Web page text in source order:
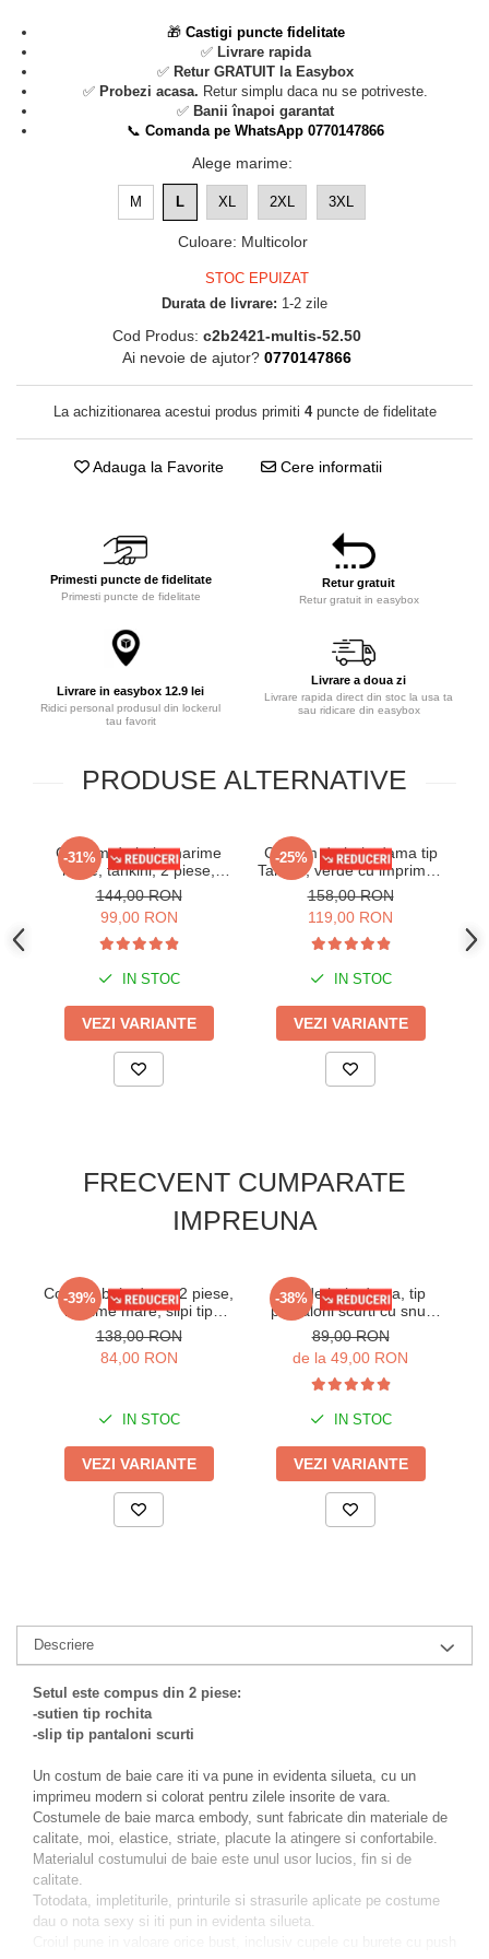
🎁 Castigi puncte fidelitate
✅ Livrare rapida
✅ Retur GRATUIT la Easybox
✅ Probezi acasa. Retur simplu daca nu se potriveste.
✅ Banii înapoi garantat
📞 Comanda pe WhatsApp 0770147866
Alege marime:
M L XL 2XL 3XL
Culoare: Multicolor
STOC EPUIZAT
Durata de livrare: 1-2 zile
Cod Produs: c2b2421-multis-52.50
Ai nevoie de ajutor? 0770147866
La achizitionarea acestui produs primiti 4puncte de fidelitate
Adauga la Favorite Cere informatii
Primesti puncte de fidelitate
Primesti puncte de fidelitate
Retur gratuit
Retur gratuit in easybox
Livrare in easybox 12.9 lei
Ridici personal produsul din lockerul
tau favorit
Livrare a doua zi
Livrare rapida direct din stoc la usa ta
sau ridicare din easybox
PRODUSE ALTERNATIVE
-31%
Costum de baie marime
mare, tankini, 2 piese,
fusta si pantaloni scurti,
Bali f2501
144,00 RON
99,00 RON
IN STOC
VEZI VARIANTE
-25%
Costum de baie dama tip
Tankini, verde cu imprimeu
tropical si pantaloni scurti
F2504
158,00 RON
119,00 RON
IN STOC
VEZI VARIANTE
FRECVENT CUMPARATE
IMPREUNA
-39%
Costum baie dama 2 piese,
marime mare, slipi tip
pantaloni scurti, negru/mov
M5007
138,00 RON
84,00 RON
IN STOC
VEZI VARIANTE
-38%
Slip de baie dama, tip
pantaloni scurti cu snur
reglabil, negru 2296d
89,00 RON
de la 49,00 RON
IN STOC
VEZI VARIANTE
Descriere
Setul este compus din 2 piese:
-sutien tip rochita
-slip tip pantaloni scurti
Un costum de baie care iti va pune in evidenta silueta, cu un
imprimeu modern si colorat pentru zilele insorite de vara.
Costumele de baie marca embody, sunt fabricate din materiale de
calitate, moi, elastice, striate, placute la atingere si confortabile.
Materialul costumului de baie este unul usor lucios, fin si de
calitate.
Totodata, impletiturile, printurile si strasurile aplicate pe costume
dau o nota sexy si iti pun in evidenta silueta.